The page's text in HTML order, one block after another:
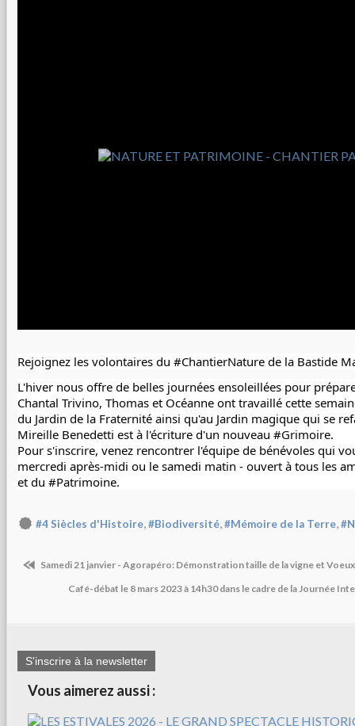
Rejoignez les volontaires du #ChantierNature de la Bastide
L'hiver nous offre de belles journées ensoleillées pour
Chantal Trivino, Thomas et Océanne ont travaillé cette
du Jardin de la Fraternité ainsi qu'au Jardin magique qui se
Mireille Benedetti est à l'écriture d'un nouveau #Grimoire.
Pour s'inscrire, venez rencontrer l'équipe de bénévoles qui
mercredi après-midi ou le samedi matin - ouvert à tous les
et du #Patrimoine.
#4 Siècles d'Histoire,#Biodiversité,#Mémoire de la Terre,
Samedi 21 janvier - Agorapéro: Démonstration taille de la vigne et
Café-débat le 8 mars 2023 à 14h30 dans le cadre de la Journée
S'inscrire à la newsletter
Vous aimerez aussi :